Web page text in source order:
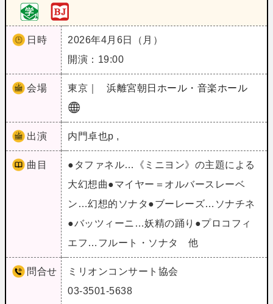
日時
2026年4月6日（月）
開演：19:00
会場 東京｜ 浜離宮朝日ホール・音楽ホール
出演 内門卓也p ,
曲目
●タファネル…《ミニヨン》の主題による
大幻想曲●マイヤー＝オルバースレーベ
ン…幻想的ソナタ●ブーレーズ…ソナチネ
●バッツィーニ…妖精の踊り●プロコフィ
エフ…フルート・ソナタ 他
問合せ
ミリオンコンサート協会
03-3501-5638